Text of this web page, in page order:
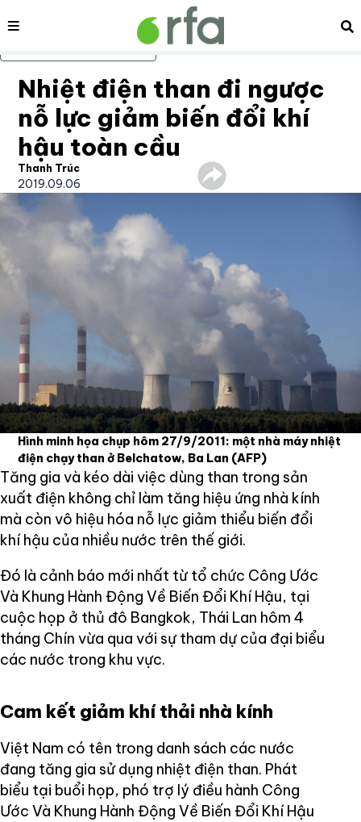
Bỏ qua nội dung chính
Nội dung
Nhiệt điện than đi ngược
nỗ lực giảm biến đổi khí
hậu toàn cầu
Thanh Trúc
2019.09.06
Hình minh họa chụp hôm 27/9/2011: một nhà máy nhiệt
điện chạy than ở Belchatow, Ba Lan (AFP)
Tăng gia và kéo dài việc dùng than trong sản
xuất điện không chỉ làm tăng hiệu ứng nhà kính
mà còn vô hiệu hóa nỗ lực giảm thiểu biến đổi
khí hậu của nhiều nước trên thế giới.
Đó là cảnh báo mới nhất từ tổ chức Công Ước
Và Khung Hành Động Về Biến Đổi Khí Hậu, tại
cuộc họp ở thủ đô Bangkok, Thái Lan hôm 4
tháng Chín vừa qua với sự tham dự của đại biểu
các nước trong khu vực.
Cam kết giảm khí thải nhà kính
Việt Nam có tên trong danh sách các nước
đang tăng gia sử dụng nhiệt điện than. Phát
biểu tại buổi họp, phó trợ lý điều hành Công
Ước Và Khung Hành Động Về Biến Đổi Khí Hậu